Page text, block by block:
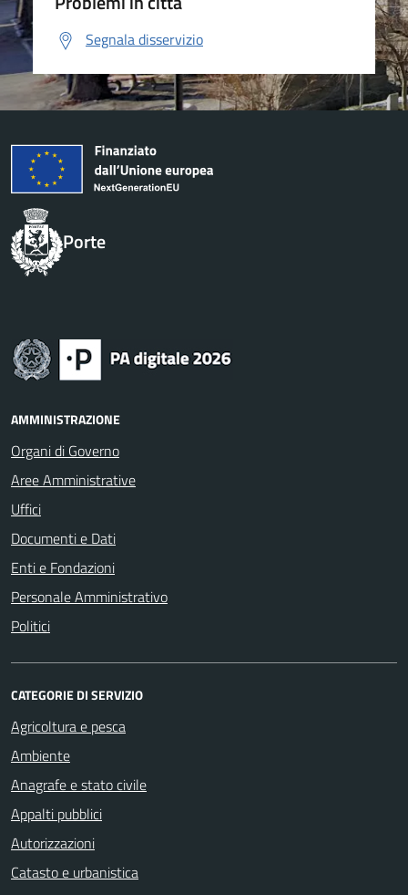
Segnala disservizio
Porte
AMMINISTRAZIONE
Organi di Governo
Aree Amministrative
Uffici
Documenti e Dati
Enti e Fondazioni
Personale Amministrativo
Politici
CATEGORIE DI SERVIZIO
Agricoltura e pesca
Ambiente
Anagrafe e stato civile
Appalti pubblici
Autorizzazioni
Catasto e urbanistica